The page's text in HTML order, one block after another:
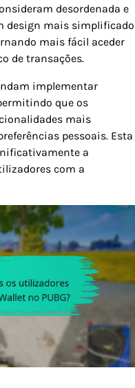
desordenada e
design mais simplificado
mais fácil aceder
de transações.
implementar
que os
mais
pessoais. Esta
a
com a